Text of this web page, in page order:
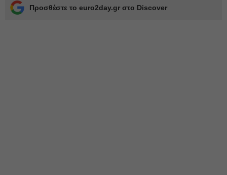
Προσθέστε το euro2day.gr στο Discover